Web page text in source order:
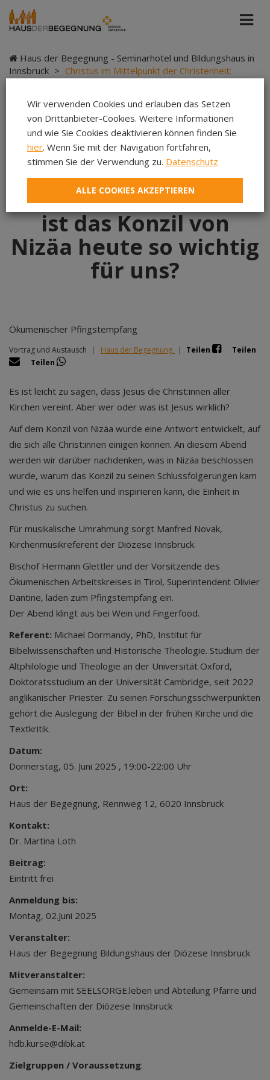
Haus der Begegnung - Seminarhotel und Bildungshaus in
Innsbruck > Christus im Mittelpunkt der Christenheit:
Christus im
Mittelpunkt der
Christenheit: Warum
ist das Konzil von
Nizäa heute so wichtig
für uns?
Ökumenischer Pfingstempfang
Vortrag und Austausch | Haus der Begegnung | Teilen
Teilen
Teilen
Es ist leicht zu sagen, dass Jesus die Christ:innen aller
Kirchen vereint. Aber wer oder was ist Jesus wirklich?
Auf dem Konzil von Nizäa wurde eine Antwort entwickelt, auf
die sich alle Christ:innen einigen können. An diesem Abend
werden wir darüber nachdenken, was in Nizäa beschlossen
wurde, warum das Konzil zu seinen Schlussfolgerungen kam
und wie es uns helfen und inspirieren kann, die Einheit in
Christus zu suchen.
Für musikalische Umrahmung sorgt Manfred Novak,
Kirchenmusikreferent der Diözese Innsbruck.
Bischof Hermann Glettler und der Vorsitzende des
Ökumenischen Arbeitskreises in Tirol, Superintendent Olivier
Dantine, laden zum Pfingstempfang ein.
Der Abend klingt aus bei Wein und Fingerfood.
Referent: Michael Dormandy, PhD, Institut für
Bibelwissenschaften und Historische Theologie. Studium der
Altphilologie und Theologie an der Universität Oxford,
Doktoratsstudium an der Universität Cambridge, seit 2022
anglikanischer Priester. Zu seinen Forschungsschwerpunkten
gehört die Auslegung der Bibel in der frühen Kirche und die
Textkritik.
Datum:
Donnerstag, 05. Juni 2025 , 19:00-22:00 Uhr
Ort:
Haus der Begegnung, Rennweg 12, 6020 Innsbruck
Kontakt:
Dr. Martina Loth
Beitrag:
Eintritt frei
Anmeldung bis:
Montag, 02.Juni 2025
Veranstalter:
Haus der Begegnung Bildungshaus der Diözese Innsbruck
Mitveranstalter:
Gemeinsam mit SEELSORGE.leben und Abteilung Pfarre und
Gemeinschaften der Diözese Innsbruck
Anmelde-E-Mail:
hdb.kurse@dibk.at
Zielgruppen / Voraussetzung:
Wir verwenden Cookies und erlauben das Setzen
von Drittanbieter-Cookies. Weitere Informationen
und wie Sie Cookies deaktivieren können finden Sie
hier. Wenn Sie mit der Navigation fortfahren,
stimmen Sie der Verwendung zu. Datenschutz
ALLE COOKIES AKZEPTIEREN